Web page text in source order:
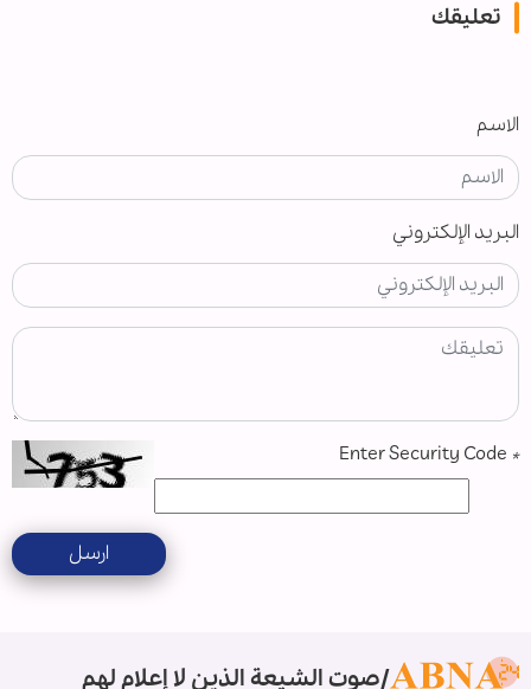
تعليقك
الاسم
البريد الإلكتروني
*
ارسل
صوت الشيعة الذين لا إعلام لهم